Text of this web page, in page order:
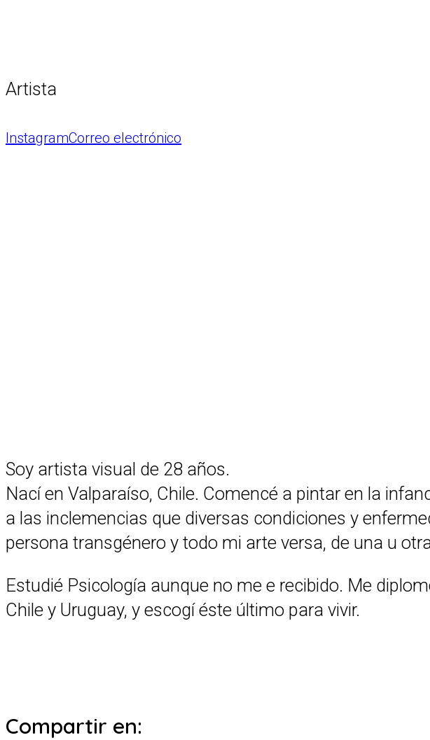
Artista
InstagramCorreo electrónico
Soy artista visual de 28 años.
Nací en Valparaíso, Chile. Comencé a pintar en la
a las inclemencias que diversas condiciones y
persona transgénero y todo mi arte versa, de una u
Estudié Psicología aunque no me e recibido. Me
Chile y Uruguay, y escogí éste último para vivir.
Compartir en: